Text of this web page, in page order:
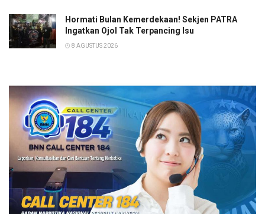
Hormati Bulan Kemerdekaan! Sekjen PATRA
Ingatkan Ojol Tak Terpancing Isu
8 AGUSTUS 2026